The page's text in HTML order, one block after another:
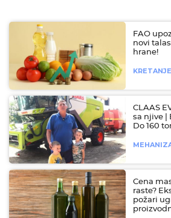
FAO
novi
hrane!
CLAAS
sa njive |
Do 160
Cena
raste?
požari